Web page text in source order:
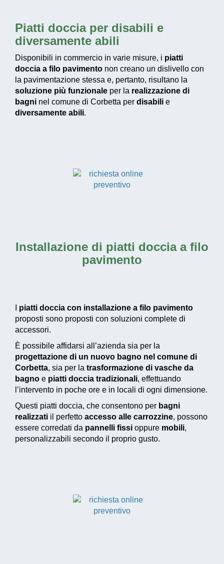
Piatti doccia per disabili e
diversamente abili
Disponibili in commercio in varie misure, i piatti
doccia a filo pavimento non creano un dislivello con
la pavimentazione stessa e, pertanto, risultano la
soluzione più funzionale per la realizzazione di
bagni nel comune di Corbetta per disabili e
diversamente abili.
Installazione di piatti doccia a filo
pavimento
piatti doccia con installazione a filo pavimento
proposti sono proposti con soluzioni complete di
accessori.
È possibile affidarsi all’azienda sia per la
progettazione di un nuovo bagno nel comune di
Corbetta, sia per la trasformazione di vasche da
bagno e piatti doccia tradizionali, effettuando
l’intervento in poche ore e in locali di ogni dimensione.
Questi piatti doccia, che consentono per bagni
realizzati il perfetto accesso alle carrozzine, possono
essere corredati da pannelli fissi oppure mobili,
personalizzabili secondo il proprio gusto.